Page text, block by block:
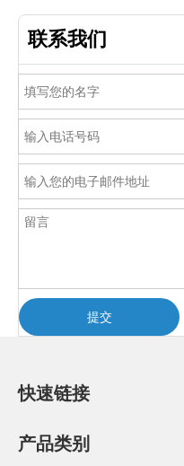
联系我们
提交
快速链接
产品类别